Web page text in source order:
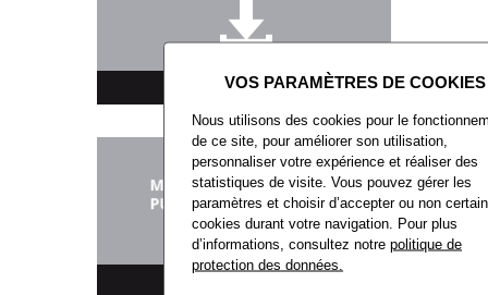
TÉLÉCHARGEMENT
Nous utilisons des cookies pour le
de ce site, pour améliorer son utilisation,
personnaliser votre expérience et réaliser des
statistiques de visite. Vous pouvez gérer les
paramètres et choisir d’accepter ou non
cookies durant votre navigation. Pour plus
d’informations, consultez notrepolitique de
protection des données.